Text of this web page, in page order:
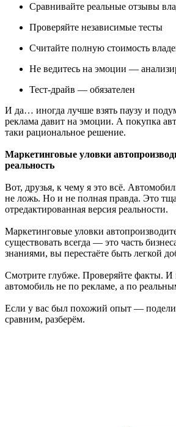
Сравнивайте реальные отзывы
Проверяйте независимые тесты
Считайте полную стоимость
Не ведитесь на эмоции —
Тест-драйв — обязателен
И да… иногда лучше взять паузу и
реклама давит на эмоции. А покупка
таки рациональное решение.
Маркетинговые уловки
реальность
Вот, друзья, к чему я это всё.
не ложь. Но и не полная правда. Это
отредактированная версия реальности.
Маркетинговые уловки
существовать всегда — это часть
знаниями, вы перестаёте быть легкой
Смотрите глубже. Проверяйте факты. И
автомобиль не по рекламе, а по
Если у вас был похожий опыт —
сравним, разберём.